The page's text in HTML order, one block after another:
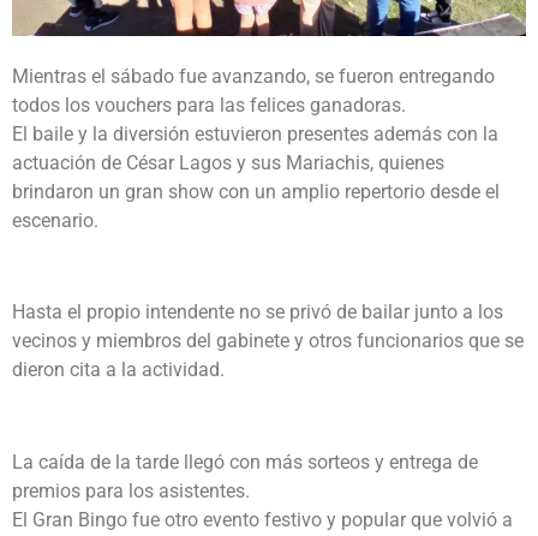
Mientras el sábado fue avanzando, se fueron entregando
todos los vouchers para las felices ganadoras.
El baile y la diversión estuvieron presentes además con la
actuación de César Lagos y sus Mariachis, quienes
brindaron un gran show con un amplio repertorio desde el
escenario.
Hasta el propio intendente no se privó de bailar junto a los
vecinos y miembros del gabinete y otros funcionarios que se
dieron cita a la actividad.
La caída de la tarde llegó con más sorteos y entrega de
premios para los asistentes.
El Gran Bingo fue otro evento festivo y popular que volvió a